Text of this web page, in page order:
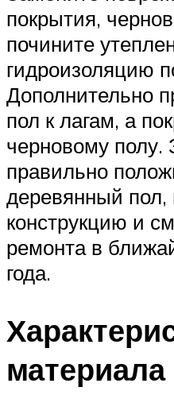
покрытия,
почините
гидроизоляцию
Дополнительно
пол к лагам, а
черновому полу.
правильно
деревянный пол,
конструкцию и
ремонта в
года.
материала